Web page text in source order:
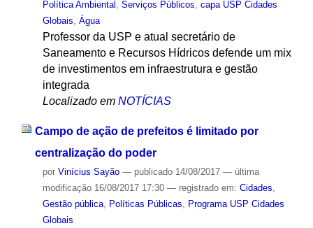
Política Ambiental
Serviços Públicos capa USP Cidades
Globais Água
Professor da USP e atual secretário de
Saneamento e Recursos Hídricos defende um mix
de investimentos em infraestrutura e gestão
integrada
Localizado em NOTÍCIAS
Campo de ação de prefeitos é limitado por
centralização do poder
por Vinícius Sayão — publicado14/08/2017 — última
modificação16/08/2017 17:30 — registrado em: Cidades
Gestão pública, Políticas Públicas
Programa USP Cidades
Globais